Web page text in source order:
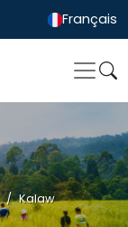
Français
Kalaw